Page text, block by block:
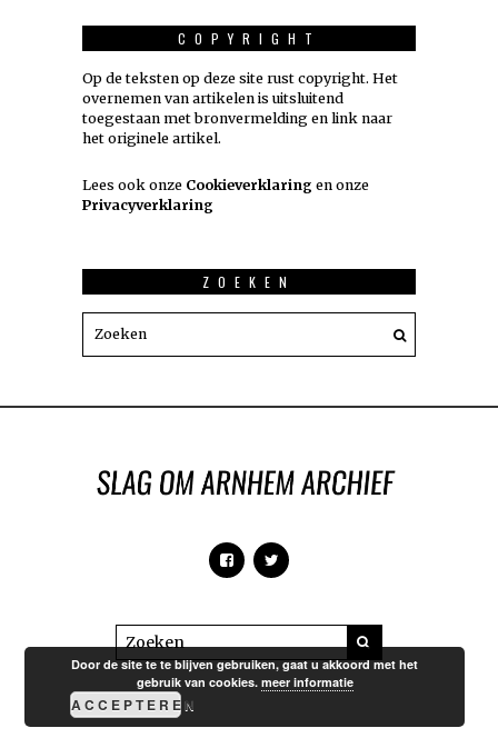
COPYRIGHT
Op de teksten op deze site rust copyright. Het
overnemen van artikelen is uitsluitend
toegestaan met bronvermelding en link naar
het originele artikel.
Lees ook onze Cookieverklaring en onze
Privacyverklaring
ZOEKEN
Door de site te te blijven gebruiken, gaat u akkoord met het
gebruik van cookies. meer informatie
ACCEPTEREN